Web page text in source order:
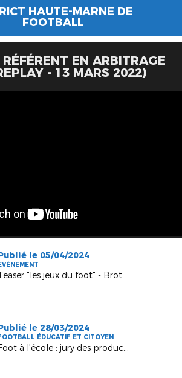
HAUTE-MARNE DE
FOOTBALL
EN ARBITRAGE
- 13 MARS 2022)
le 05/04/2024
Teaser "les jeux du foot" - Brottes - 20 avril 2024
le 28/03/2024
ÉDUCATIF ET CITOYEN
Foot à l'école : jury des productions culturelles 2024 !